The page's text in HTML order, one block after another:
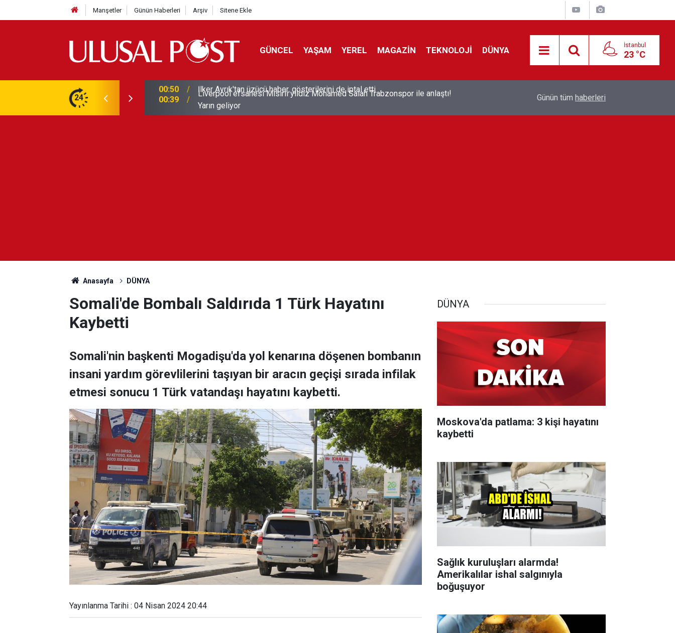
Manşetler Günün Haberleri Arşiv Sitene Ekle
GÜNCEL YAŞAM YEREL MAGAZİN TEKNOLOJİ DÜNYA İstanbul
23 °C
24 00:39
Liverpool efsanesi Mısırlı yıldız Mohamed Salah Trabzonspor ile anlaştı!
Yarın geliyor
Feridun Düzağaç sahnelere ara verdi: ''En az
Günün tüm haberleri
Anasayfa DÜNYA
Somali'de Bombalı Saldırıda 1 Türk Hayatını
Kaybetti
Somali'nin başkenti Mogadişu'da yol kenarına döşenen bombanın
insani yardım görevlilerini taşıyan bir aracın geçişi sırada infilak
etmesi sonucu 1 Türk vatandaşı hayatını kaybetti.
Yayınlanma Tarihi : 04 Nisan 2024 20:44
DÜNYA
Moskova'da patlama: 3 kişi hayatını
kaybetti
Sağlık kuruluşları alarmda!
Amerikalılar ishal salgınıyla
boğuşuyor